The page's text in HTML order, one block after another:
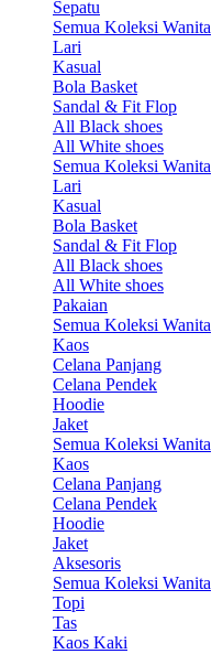
Sepatu
Semua Koleksi Wanita
Lari
Kasual
Bola Basket
Sandal & Fit Flop
All Black shoes
All White shoes
Semua Koleksi Wanita
Lari
Kasual
Bola Basket
Sandal & Fit Flop
All Black shoes
All White shoes
Pakaian
Semua Koleksi Wanita
Kaos
Celana Panjang
Celana Pendek
Hoodie
Jaket
Semua Koleksi Wanita
Kaos
Celana Panjang
Celana Pendek
Hoodie
Jaket
Aksesoris
Semua Koleksi Wanita
Topi
Tas
Kaos Kaki